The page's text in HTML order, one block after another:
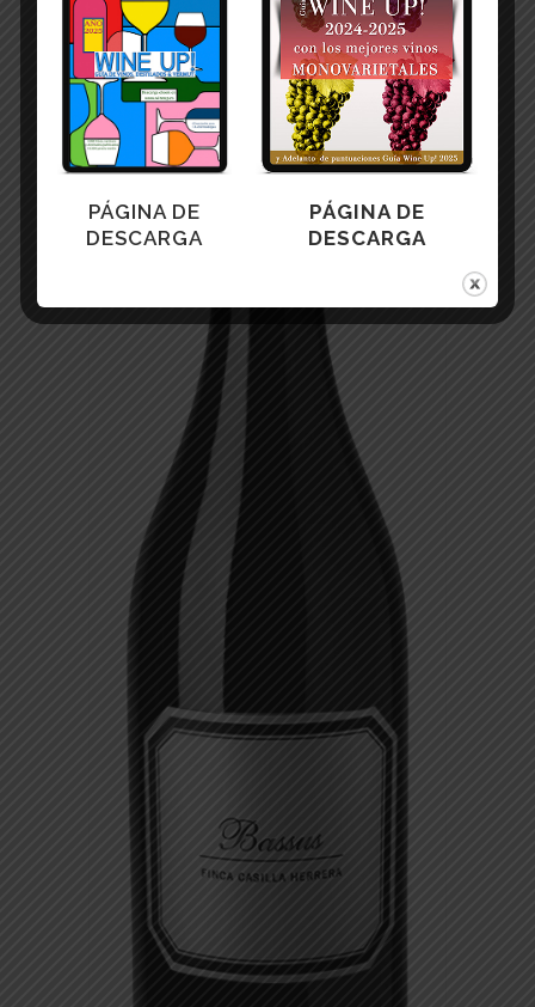
PÁGINA DE
DESCARGA
PÁGINA DE
DESCARGA